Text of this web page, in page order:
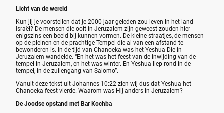
Licht van de wereld
Kun jij je voorstellen dat je 2000 jaar geleden zou leven in het land
Israël? De mensen die ooit in Jeruzalem zijn geweest zouden hier
enigszins een beeld bij kunnen vormen. De kleine straatjes, de mensen
op de pleinen en de prachtige Tempel die al van een afstand te
bewonderen is. In de tijd van Chanoeka was het Yeshua Die in
Jeruzalem wandelde. “En het was het feest van de inwijding van de
tempel in Jeruzalem, en het was winter. En Yeshua liep rond in de
tempel, in de zuilengang van Salomo”.
Vanuit deze tekst uit Johannes 10:22 zien wij dus dat Yeshua het
Chanoeka-feest vierde. Waarom was Hij anders in Jeruzalem?
De Joodse opstand met Bar Kochba